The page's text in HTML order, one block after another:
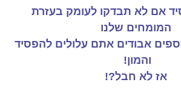
אם לא תבדקו לעומק בעזרת
המומחים שלנו
אבודים אתם עלולים להפסיד
והמון!
אז לא חבל?!